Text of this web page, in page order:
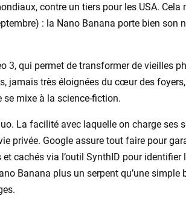
contre un tiers pour les USA. Cela
: la Nano Banana porte bien son
3, qui permet de transformer de vieilles
jamais très éloignées du cœur des
se mixe à la science-fiction.
La facilité avec laquelle on charge ses
privée. Google assure tout faire pour
cachés via l’outil SynthID pour identifier
Banana plus un serpent qu’une simple